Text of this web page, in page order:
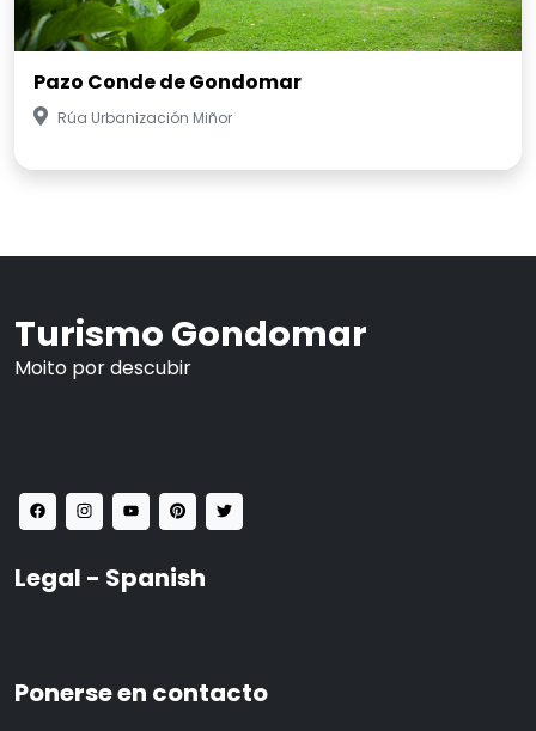
Pazo Conde de Gondomar
Rúa Urbanización Miñor
Turismo Gondomar
Moito por descubir
Legal - Spanish
Ponerse en contacto